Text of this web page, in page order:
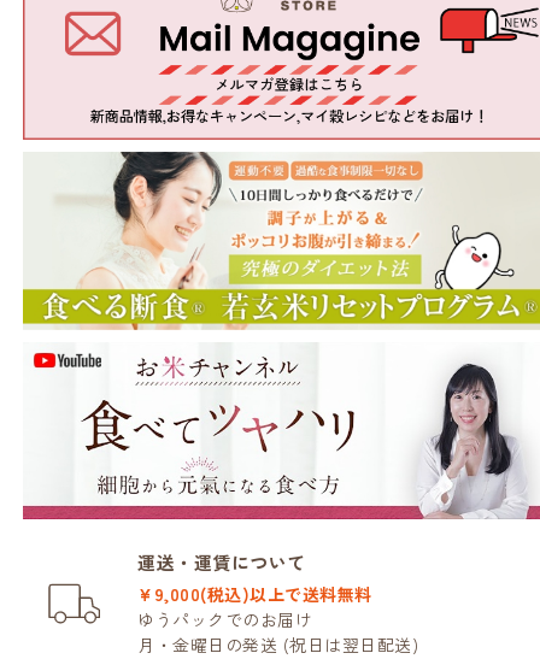
運送・運賃について
¥9,000(税込)以上で送料無料
ゆうパックでのお届け
月・金曜日の発送 (祝日は翌日配送)